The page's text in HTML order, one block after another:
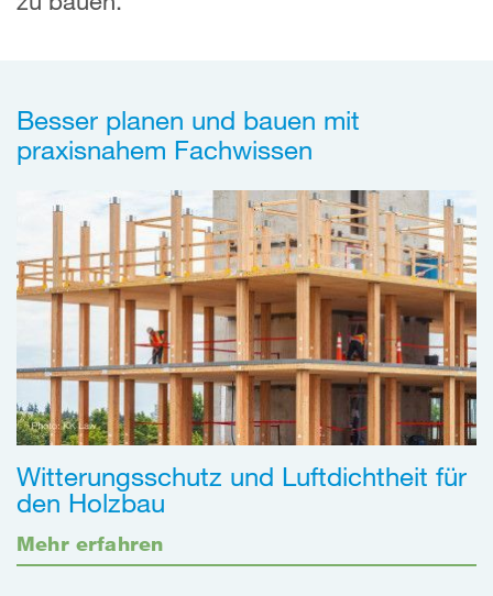
Besser planen und bauen mit
praxisnahem Fachwissen
Witterungsschutz und Luftdichtheit für
den Holzbau
Mehr erfahren